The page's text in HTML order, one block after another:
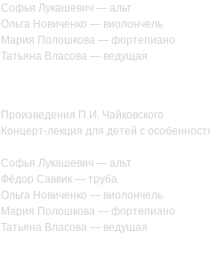
Софья Лукашевич — альт
Ольга Новиченко — виолончель
Мария Полошкова — фортепиано
Татьяна Власова — ведущая
Произведения П.И. Чайковского
Концерт-лекция для детей с
Софья Лукашевич — альт
Фёдор Саввик — труба
Ольга Новиченко — виолончель
Мария Полошкова — фортепиано
Татьяна Власова — ведущая